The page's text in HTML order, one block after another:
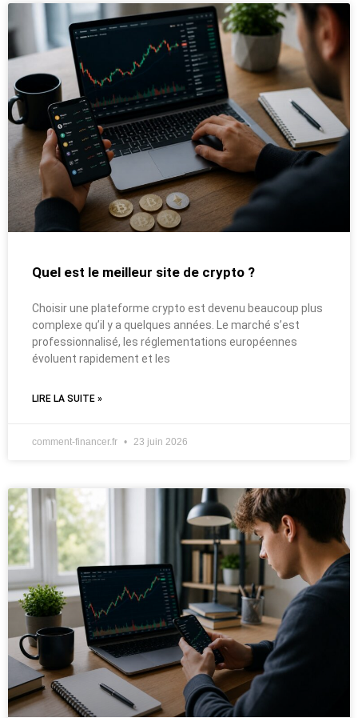
Quel est le meilleur site de crypto ?
Choisir une plateforme crypto est devenu beaucoup plus
complexe qu’il y a quelques années. Le marché s’est
professionnalisé, les réglementations européennes
évoluent rapidement et les
LIRE LA SUITE »
comment-financer.fr 23 juin 2026